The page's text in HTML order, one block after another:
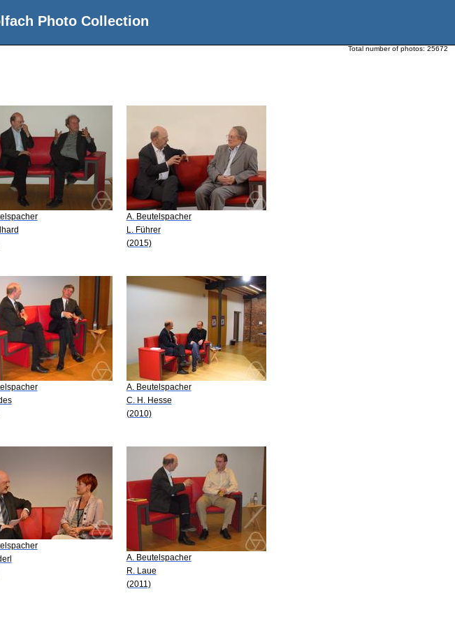
Photo Collection
Total number of photos: 25672
A. Beutelspacher
L. Führer
(2015)
A. Beutelspacher
C. H. Hesse
(2010)
A. Beutelspacher
R. Laue
(2011)